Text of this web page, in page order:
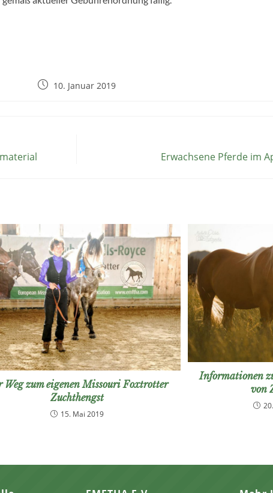
10. Januar 2019
Erwachsene Pferde im
Weg zum eigenen Missouri Foxtrotter
Zuchthengst
15. Mai 2019
Informationen
von